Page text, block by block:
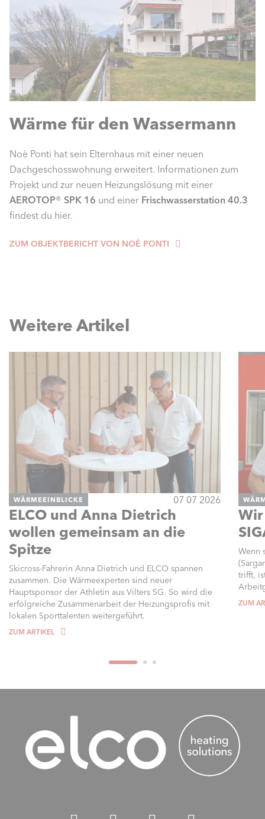
Wärme für den Wassermann
Noè Ponti hat sein Elternhaus mit einer neuen
Dachgeschosswohnung erweitert. Informa­tio­nen zum
Projekt und zur neuen Heizungslösung mit einer
AEROTOP® SPK 16 und einer Frischwasserstation 40.3
findest du hier.
ZUM OBJEKTBERICHT VON NOÈ PONTI
Weitere Artikel
WÄRMEEINBLICKE 07 07 2026
ELCO und Anna Dietrich
wollen gemeinsam an die
Spitze
Skicross-Fahrerin Anna Dietrich und ELCO spannen
zusammen. Die Wärmeexperten sind neuer
Hauptsponsor der Athletin aus Vilters SG. So wird die
erfolgreiche Zusammenarbeit der Heizungsprofis mit
lokalen Sporttalenten weitergeführt.
ZUM ARTIKEL
Wenn
trifft,
ZUM